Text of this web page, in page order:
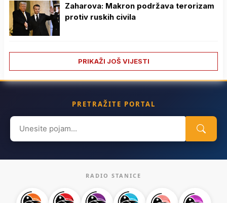
Zaharova: Makron podržava terorizam
protiv ruskih civila
PRIKAŽI JOŠ VIJESTI
PRETRAŽITE PORTAL
Search
for:
RADIO STANICE